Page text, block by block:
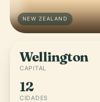
NEW ZEALAND
Wellington
CAPITAL
12
CIDADES